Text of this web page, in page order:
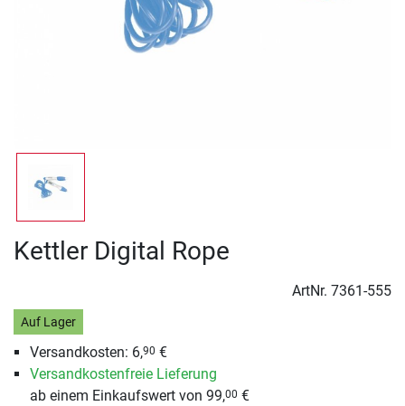
Kettler Digital Rope
ArtNr. 7361-555
Auf Lager
Versandkosten: 6,90 €
Versandkostenfreie Lieferung
ab einem Einkaufswert von 99,00 €